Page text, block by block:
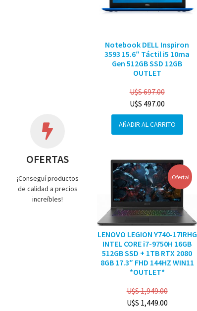
OFERTAS
¡Conseguí productos
de calidad a precios
increíbles!
Notebook DELL Inspiron
3593 15.6″ Táctil i5 10ma
Gen 512GB SSD 12GB
OUTLET
U$S697.00
U$S 497.00
AÑADIR AL CARRITO
¡Oferta!
LENOVO LEGION Y740-17IRHG
INTEL CORE i7-9750H 16GB
512GB SSD + 1TB RTX 2080
8GB 17.3″ FHD 144HZ WIN11
*OUTLET*
U$S1,949.00
U$S 1,449.00